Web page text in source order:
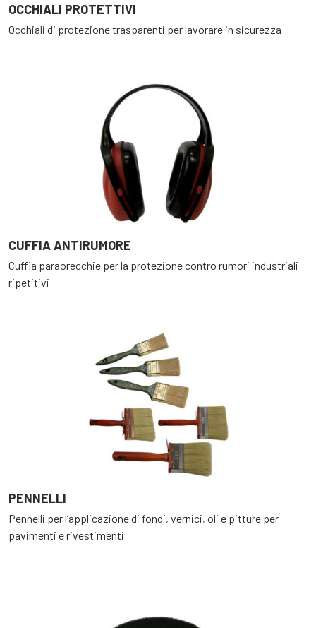
OCCHIALI PROTETTIVI
Occhiali di protezione trasparenti per lavorare in sicurezza
CUFFIA ANTIRUMORE
Cuffia paraorecchie per la protezione contro rumori industriali
ripetitivi
PENNELLI
Pennelli per l’applicazione di fondi, vernici, oli e pitture per
pavimenti e rivestimenti